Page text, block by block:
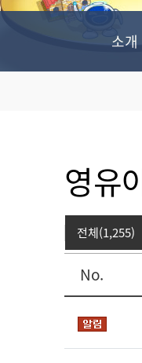
소개
영유
전체(1,255)
No.